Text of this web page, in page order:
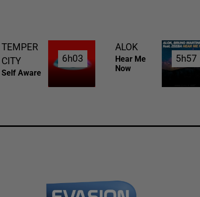
TEMPER
CITY
Self Aware
6h03
6h03
ALOK
Hear Me
Now
5h57
5h57